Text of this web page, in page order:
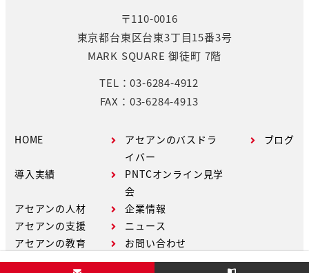
〒110-0016
東京都台東区台東3丁目15番3号
MARK SQUARE 御徒町 7階
TEL：03-6284-4912
FAX：03-6284-4913
HOME
導入実績
アセアンの人材
アセアンの支援
アセアンの教育
アセアンのバスドラ
イバー
PNTCオンライン見学
会
企業情報
ニュース
お問い合わせ
ブログ